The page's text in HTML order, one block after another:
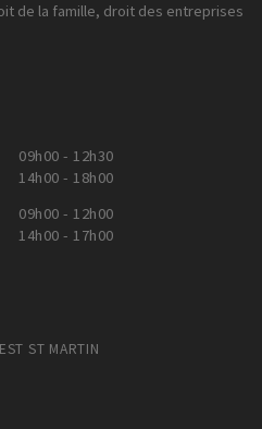
de la famille, droit des entreprises
09h00 - 12h30
14h00 - 18h00
09h00 - 12h00
14h00 - 17h00
ST MARTIN